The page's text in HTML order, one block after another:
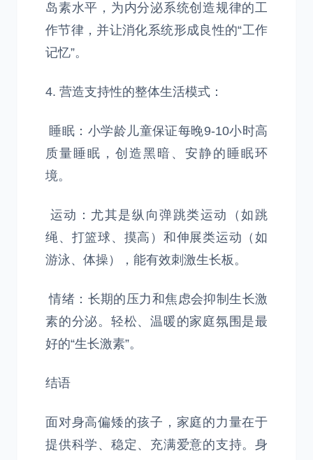
岛素水平，为内分泌系统创造规律的工
作节律，并让消化系统形成良性的“工作
记忆”。
4. 营造支持性的整体生活模式：
睡眠：小学龄儿童保证每晚9-10小时高
质量睡眠，创造黑暗、安静的睡眠环
境。
运动：尤其是纵向弹跳类运动（如跳
绳、打篮球、摸高）和伸展类运动（如
游泳、体操），能有效刺激生长板。
情绪：长期的压力和焦虑会抑制生长激
素的分泌。轻松、温暖的家庭氛围是最
好的“生长激素”。
结语
面对身高偏矮的孩子，家庭的力量在于
提供科学、稳定、充满爱意的支持。身